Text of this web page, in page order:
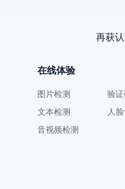
再获
在线体验
图片检测
文本检测
音视频检测
验
人